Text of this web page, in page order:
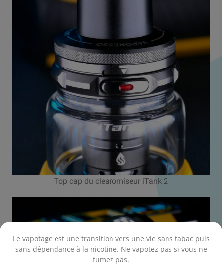
Le vapotage est une transition vers une vie sans tabac puis
sans dépendance à la nicotine. Ne vapotez pas si vous ne
fumez pas.
Top cap du clearomiseur iTank 2